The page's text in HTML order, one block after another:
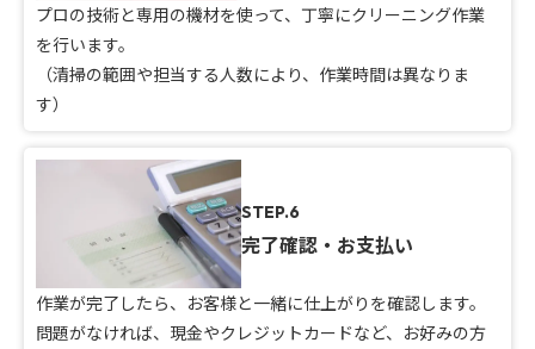
プロの技術と専用の機材を使って、丁寧にクリーニング作業
を行います。
（清掃の範囲や担当する人数により、作業時間は異なりま
す）
STEP.6
完了確認・お支払い
作業が完了したら、お客様と一緒に仕上がりを確認します。
問題がなければ、現金やクレジットカードなど、お好みの方